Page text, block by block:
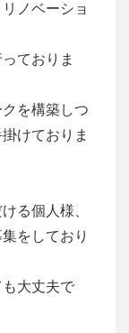
ノベーショ
ておりま
を構築しつ
けておりま
る個人様、
をしており
大丈夫で